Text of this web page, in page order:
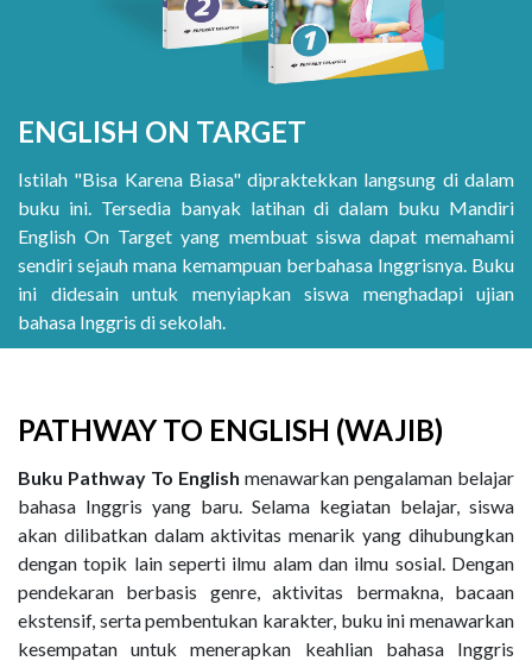
ENGLISH ON TARGET
Istilah "Bisa Karena Biasa" dipraktekkan langsung di dalam
buku ini. Tersedia banyak latihan di dalam buku Mandiri
English On Target yang membuat siswa dapat memahami
sendiri sejauh mana kemampuan berbahasa Inggrisnya. Buku
ini didesain untuk menyiapkan siswa menghadapi ujian
bahasa Inggris di sekolah.
PATHWAY TO ENGLISH (WAJIB)
Buku Pathway To English menawarkan pengalaman belajar
bahasa Inggris yang baru. Selama kegiatan belajar, siswa
akan dilibatkan dalam aktivitas menarik yang dihubungkan
dengan topik lain seperti ilmu alam dan ilmu sosial. Dengan
pendekaran berbasis genre, aktivitas bermakna, bacaan
ekstensif, serta pembentukan karakter, buku ini menawarkan
kesempatan untuk menerapkan keahlian bahasa Inggris